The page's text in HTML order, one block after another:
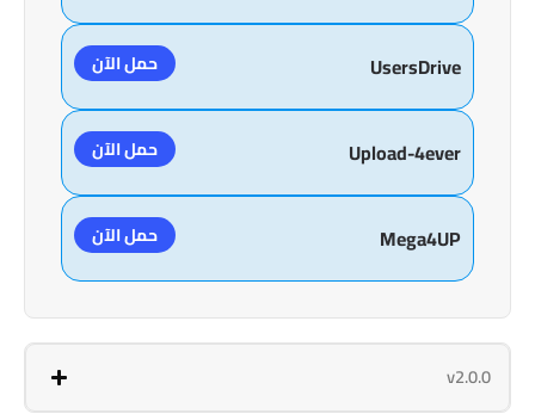
UsersDrive حمل الآن
Upload-4ever حمل الآن
Mega4UP حمل الآن
v2.0.0